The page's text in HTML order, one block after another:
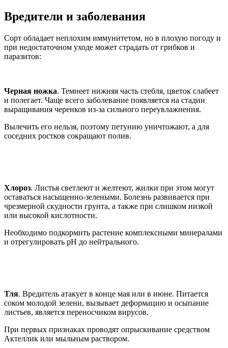
Вредители и заболевания
Сорт обладает неплохим иммунитетом, но в плохую погоду и
при недостаточном уходе может страдать от грибков и
паразитов:
Черная ножка. Темнеет нижняя часть стебля, цветок слабеет
и полегает. Чаще всего заболевание появляется на стадии
выращивания черенков из-за сильного переувлажнения.
Вылечить его нельзя, поэтому петунию уничтожают, а для
соседних ростков сокращают полив.
Хлороз. Листья светлеют и желтеют, жилки при этом могут
оставаться насыщенно-зелеными. Болезнь развивается при
чрезмерной скудности грунта, а также при слишком низкой
или высокой кислотности.
Необходимо подкормить растение комплексными минералами
и отрегулировать рН до нейтрального.
Тля. Вредитель атакует в конце мая или в июне. Питается
соком молодой зелени, вызывает деформацию и осыпание
листьев, является переносчиком вирусов.
При первых признаках проводят опрыскивание средством
Актеллик или мыльным раствором.